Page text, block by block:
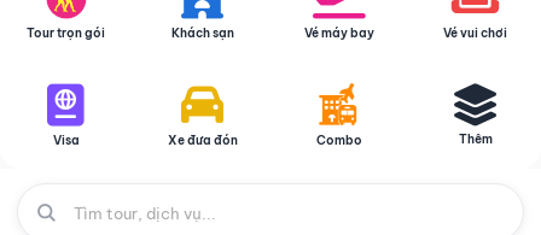
Tour trọn gói Khách sạn Vé máy bay Vé vui chơi
Visa Xe đưa đón Combo Thêm